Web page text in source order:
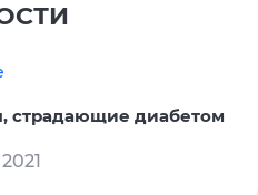
страдающие диабетом